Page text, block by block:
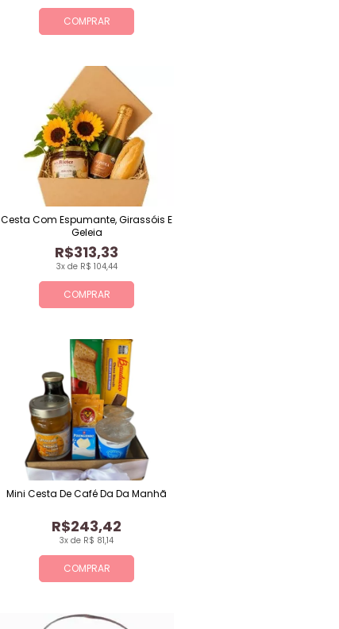
COMPRAR
COMPRAR
3x de R$ 104,44
R$313,33
Cesta Com Espumante, Girassóis E
Geleia
COMPRAR
3x de R$ 81,14
R$243,42
Mini Cesta De Café Da Da Manhã